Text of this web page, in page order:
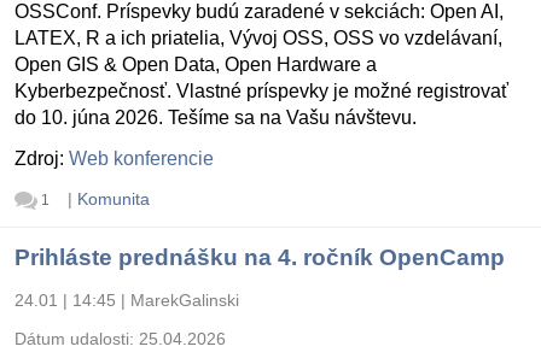
OSSConf. Príspevky budú zaradené v sekciách: Open AI,
LATEX, R a ich priatelia, Vývoj OSS, OSS vo vzdelávaní,
Open GIS & Open Data, Open Hardware a
Kyberbezpečnosť. Vlastné príspevky je možné registrovať
do 10. júna 2026. Tešíme sa na Vašu návštevu.
Zdroj: Web konferencie
1 | Komunita
Prihláste prednášku na 4. ročník OpenCamp
24.01 | 14:45 | MarekGalinski
Dátum udalosti: 25.04.2026